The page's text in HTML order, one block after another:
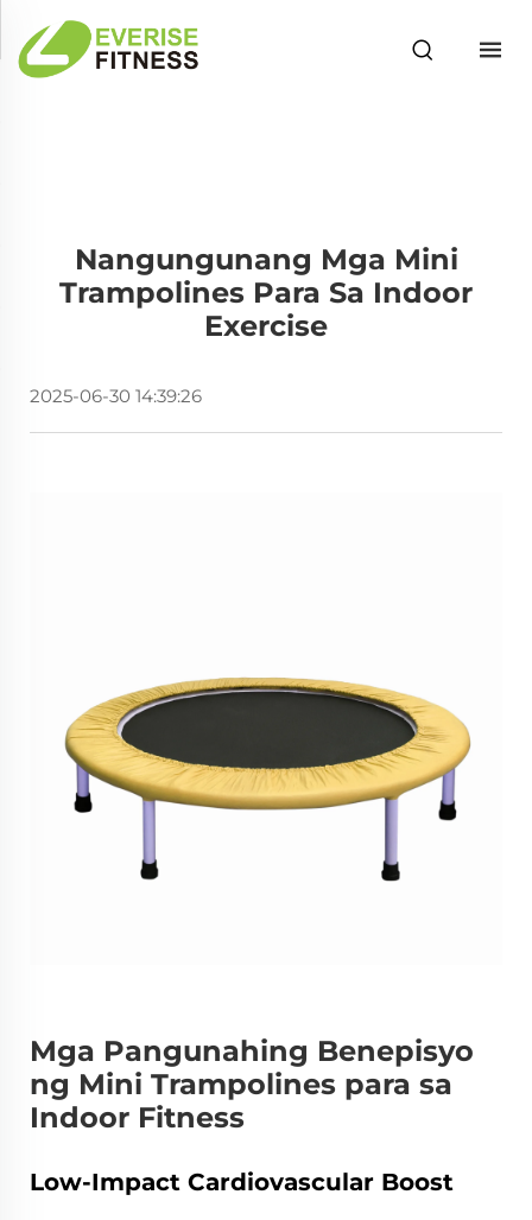
Nangungunang Mga Mini
Trampolines Para Sa Indoor
Exercise
2025-06-30 14:39:26
Mga Pangunahing Benepisyo
ng Mini Trampolines para sa
Indoor Fitness
Low-Impact Cardiovascular Boost